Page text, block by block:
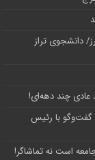
دانشجوی تراز
عادی چند‌ دهه‌ای!
گفت‌وگو با رئیس
است نه تماشاگر!